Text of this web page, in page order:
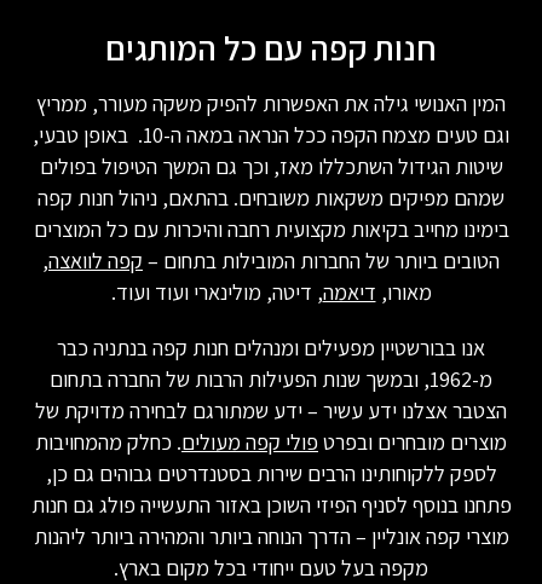
חנות קפה עם כל המותגים
המין האנושי גילה את האפשרות להפיק משקה מעורר, ממריץ
וגם טעים מצמח הקפה ככל הנראה במאה ה-10. באופן טבעי,
שיטות הגידול השתכללו מאז, וכך גם המשך הטיפול בפולים
שמהם מפיקים משקאות משובחים. בהתאם, ניהול חנות קפה
בימינו מחייב בקיאות מקצועית רחבה והיכרות עם כל המוצרים
הטובים ביותר של החברות המובילות בתחום – קפה לוואצה,
מאורו, דיאמה, דיטה, מולינארי ועוד ועוד.
אנו בבורשטיין מפעילים ומנהלים חנות קפה בנתניה כבר
מ-1962, ובמשך שנות הפעילות הרבות של החברה בתחום
הצטבר אצלנו ידע עשיר – ידע שמתורגם לבחירה מדויקת של
מוצרים מובחרים ובפרטפולי קפה מעולים. כחלק מהמחויבות
לספק ללקוחותינו הרבים שירות בסטנדרטים גבוהים גם כן,
פתחנו בנוסף לסניף הפיזי השוכן באזור התעשייה פולג גם חנות
מוצרי קפה אונליין – הדרך הנוחה ביותר והמהירה ביותר ליהנות
מקפה בעל טעם ייחודי בכל מקום בארץ.